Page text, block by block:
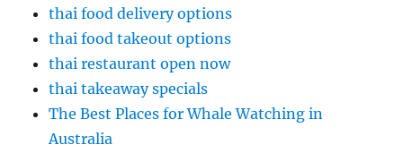
thai food delivery options
thai food takeout options
thai restaurant open now
thai takeaway specials
The Best Places for Whale Watching in
Australia